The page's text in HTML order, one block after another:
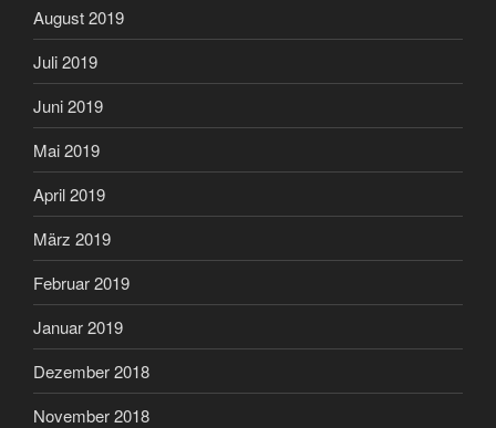
August 2019
Juli 2019
Juni 2019
Mai 2019
April 2019
März 2019
Februar 2019
Januar 2019
Dezember 2018
November 2018